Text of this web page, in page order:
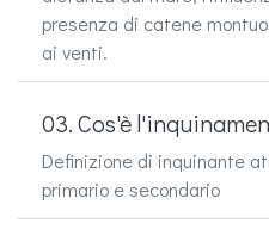
presenza di catene
ai venti.
03. Cos'è
Definizione di inquinante
primario e secondario